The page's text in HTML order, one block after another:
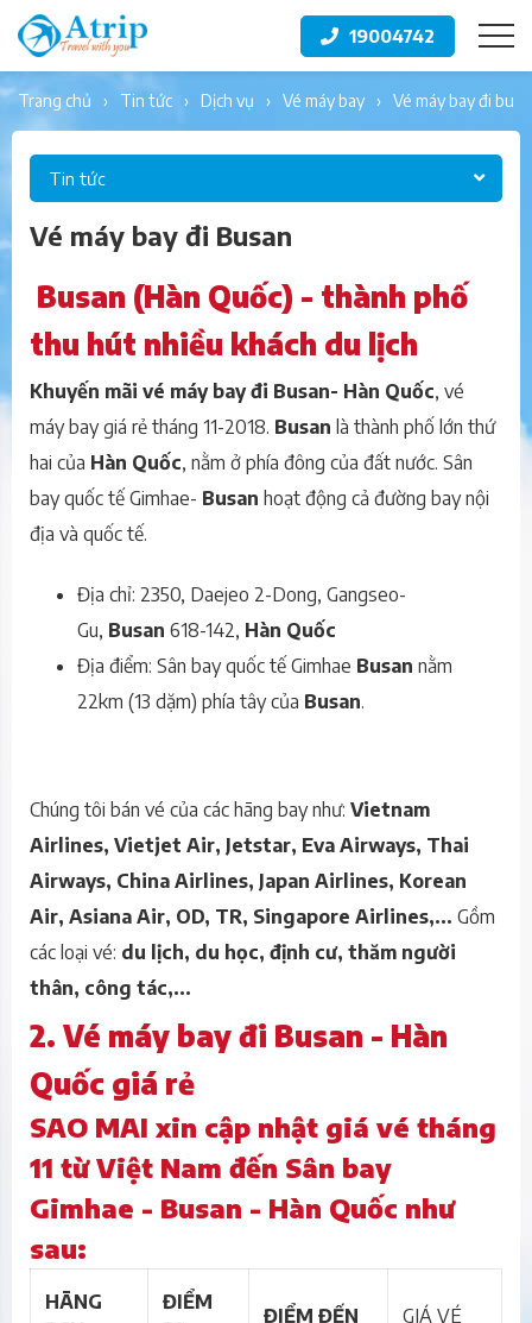
19004742
trang chủ tin tức dịch vụ vé máy bay vé máy bay đi
Tin tức
Vé máy bay đi Busan
Busan (Hàn Quốc) - thành phố
thu hút nhiều khách du lịch
Khuyến mãi vé máy bay đi Busan- Hàn Quốc, vé
máy bay giá rẻ tháng 11-2018. Busan là thành phố lớn thứ
hai của Hàn Quốc, nằm ở phía đông của đất nước. Sân
bay quốc tế Gimhae- Busan hoạt động cả đường bay nội
địa và quốc tế.
Địa chỉ: 2350, Daejeo 2-Dong, Gangseo-
Gu, Busan 618-142, Hàn Quốc
Địa điểm: Sân bay quốc tế Gimhae Busan nằm
22km (13 dặm) phía tây của Busan.
Chúng tôi bán vé của các hãng bay như: Vietnam
Airlines, Vietjet Air, Jetstar, Eva Airways, Thai
Airways, China Airlines, Japan Airlines, Korean
Air, Asiana Air, OD, TR, Singapore Airlines,... Gồm
các loại vé: du lịch, du học, định cư, thăm người
thân, công tác,...
2. Vé máy bay đi Busan - Hàn
Quốc giá rẻ
SAO MAI xin cập nhật giá vé tháng
11 từ Việt Nam đến Sân bay
Gimhae - Busan - Hàn Quốc như
sau:
HÃNG
ĐIỂM
ĐIỂM ĐẾN GIÁ VÉ